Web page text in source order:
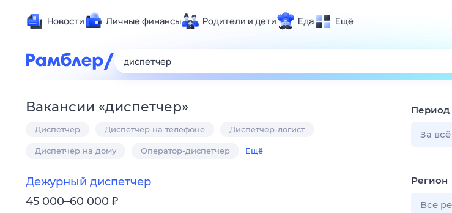
Новости Личные финансы Родители и дети Еда Ещё
Развлечения и отдых
Карьера
Авто
Поиск
ТВ-
Вакансии «диспетчер»
Диспетчер Диспетчер на телефоне Диспетчер-логист
Диспетчер на дому Оператор-диспетчер Ещё
Дежурный диспетчер
45 000–60 000 ₽
Период
За
Регион
Все